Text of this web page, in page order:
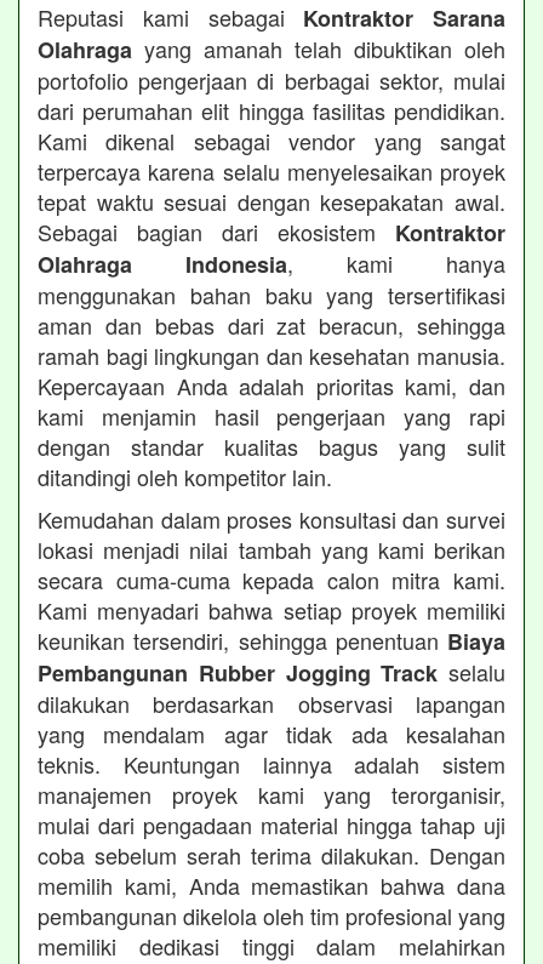
Reputasi kami sebagai Kontraktor Sarana
Olahraga yang amanah telah dibuktikan oleh
portofolio pengerjaan di berbagai sektor, mulai
dari perumahan elit hingga fasilitas pendidikan.
Kami dikenal sebagai vendor yang sangat
terpercaya karena selalu menyelesaikan proyek
tepat waktu sesuai dengan kesepakatan awal.
Sebagai bagian dari ekosistem Kontraktor
Olahraga Indonesia, kami hanya
menggunakan bahan baku yang tersertifikasi
aman dan bebas dari zat beracun, sehingga
ramah bagi lingkungan dan kesehatan manusia.
Kepercayaan Anda adalah prioritas kami, dan
kami menjamin hasil pengerjaan yang rapi
dengan standar kualitas bagus yang sulit
ditandingi oleh kompetitor lain.
Kemudahan dalam proses konsultasi dan survei
lokasi menjadi nilai tambah yang kami berikan
secara cuma-cuma kepada calon mitra kami.
Kami menyadari bahwa setiap proyek memiliki
keunikan tersendiri, sehingga penentuan Biaya
Pembangunan Rubber Jogging Track selalu
dilakukan berdasarkan observasi lapangan
yang mendalam agar tidak ada kesalahan
teknis. Keuntungan lainnya adalah sistem
manajemen proyek kami yang terorganisir,
mulai dari pengadaan material hingga tahap uji
coba sebelum serah terima dilakukan. Dengan
memilih kami, Anda memastikan bahwa dana
pembangunan dikelola oleh tim profesional yang
memiliki dedikasi tinggi dalam melahirkan